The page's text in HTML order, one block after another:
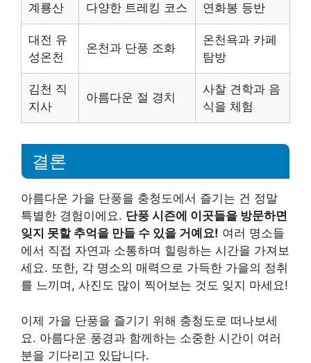
계룡산 다양한 트레킹 코스 연화봉 등반
대전 유
성온천
온천과 단풍 조화
온천욕과 카페
탐방
김천 직
지사
아름다운 절 경치
사찰 견학과 음
식을 체험
결론
아름다운 가을 단풍을 충청도에서 즐기는 건 정말
특별한 경험이에요. 단풍 시즌에 이곳들을 방문하면
잊지 못할 추억을 만들 수 있을 거예요! 여러 명소들
에서 직접 자연과 소통하며 힐링하는 시간을 가져보
세요. 또한, 각 명소의 매력으로 가득한 가을의 정취
를 느끼며, 사진도 많이 찍어보는 것도 잊지 마세요!
이제 가을 단풍을 즐기기 위해 충청도로 떠나보세
요. 아름다운 풍경과 함께하는 소중한 시간이 여러
분을 기다리고 있답니다.